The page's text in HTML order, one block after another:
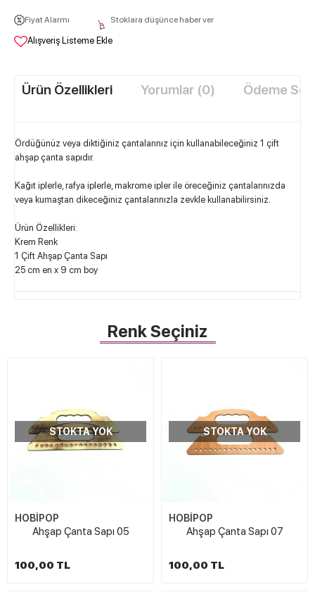
Fiyat Alarmı Stoklara düşünce haber ver
Alışveriş Listeme Ekle
Ürün Özellikleri Yorumlar (0) Ödeme
Ördüğünüz veya diktiğiniz çantalarınız için kullanabileceğiniz 1 çift
ahşap çanta sapıdır.
Kağıt iplerle, rafya iplerle, makrome ipler ile öreceğiniz çantalarınızda
veya kumaştan dikeceğiniz çantalarınızla zevkle kullanabilirsiniz.
Ürün Özellikleri:
Krem Renk
1 Çift Ahşap Çanta Sapı
25 cm en x 9 cm boy
Renk Seçiniz
STOKTA YOK
HOBİPOP
Ahşap Çanta Sapı 05
100,00 TL
STOKTA YOK
HOBİPOP
Ahşap Çanta Sapı 07
100,00 TL